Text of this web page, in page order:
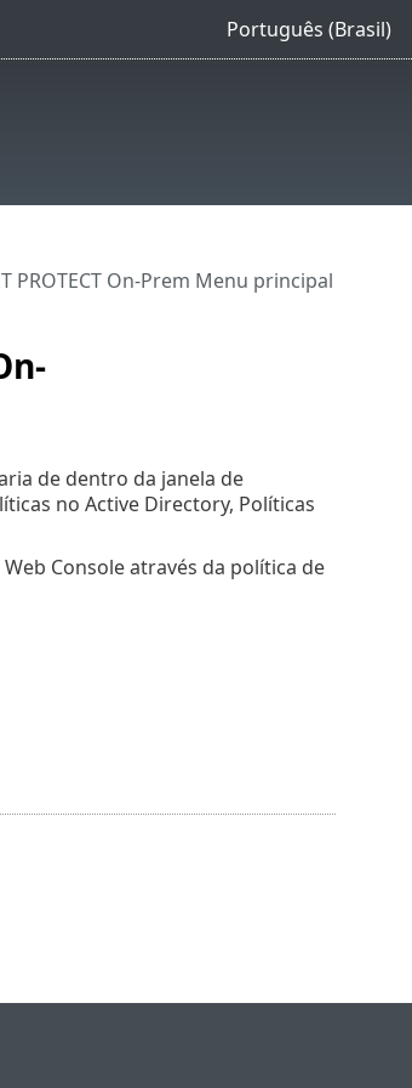
Português (Brasil)
PROTECT On-Prem Menu principal
de dentro da janela de
no Active Directory, Políticas
Console através da política de